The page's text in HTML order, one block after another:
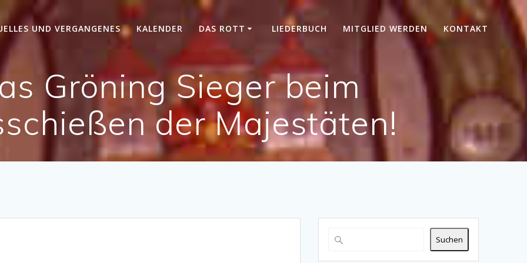
UND VERGANGENES KALENDER DAS ROTT LIEDERBUCH MITGLIED WERDEN KONTAKT
Gröning Sieger beim
der Majestäten!
Suchen